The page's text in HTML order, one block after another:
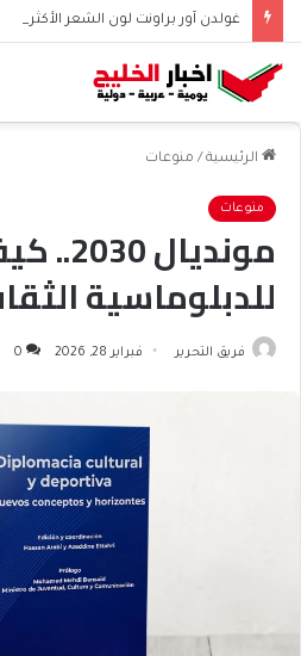
غولدن آور براونت لون الشعر الأكثر
الرئيسية / منوعات
منوعات
للدبلوماسية
فريق التحرير فبراير 28, 2026 0